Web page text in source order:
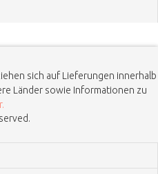
sich auf Lieferungen innerhalb
Länder sowie Informationen zu